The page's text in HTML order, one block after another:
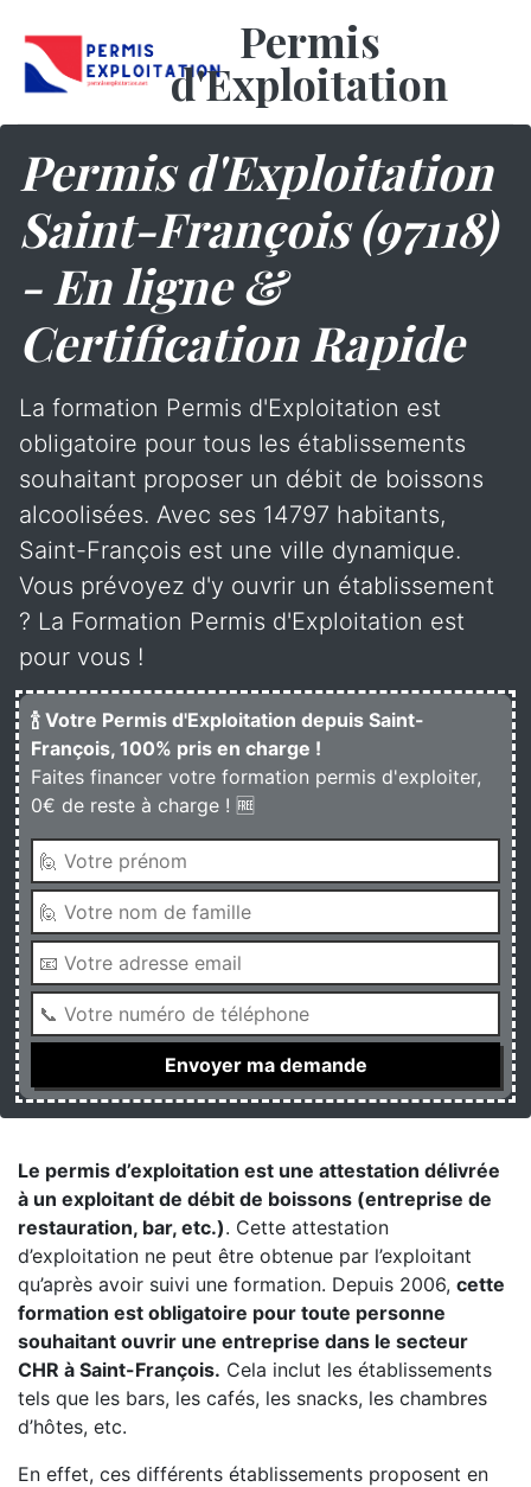
Permis
d'Exploitation
Permis d'Exploitation
Saint-François (97118)
- En ligne &
Certification Rapide
La formation Permis d'Exploitation est
obligatoire pour tous les établissements
souhaitant proposer un débit de boissons
alcoolisées. Avec ses 14797 habitants,
Saint-François est une ville dynamique.
Vous prévoyez d'y ouvrir un établissement
? La Formation Permis d'Exploitation est
pour vous !
🍾 Votre Permis d'Exploitation depuis Saint-
François, 100% pris en charge !
Faites financer votre formation permis d'exploiter,
0€ de reste à charge ! 🆓
Le permis d’exploitation est une attestation délivrée
à un exploitant de débit de boissons (entreprise de
restauration, bar, etc.). Cette attestation
d’exploitation ne peut être obtenue par l’exploitant
qu’après avoir suivi une formation. Depuis 2006, cette
formation est obligatoire pour toute personne
souhaitant ouvrir une entreprise dans le secteur
CHR à Saint-François. Cela inclut les établissements
tels que les bars, les cafés, les snacks, les chambres
d’hôtes, etc.
En effet, ces différents établissements proposent en